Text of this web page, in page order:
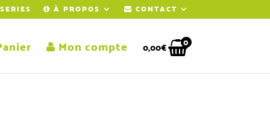
À PROPOS CONTACT
Mon compte 0,00€ 0